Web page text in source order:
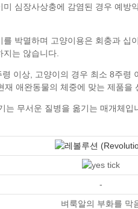
-
벼룩알의 부화를 막